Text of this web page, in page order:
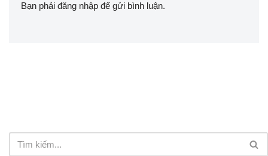
Bạn phải đăng nhập để gửi bình luận.